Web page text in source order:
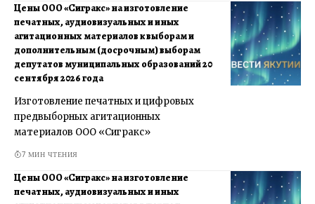
Цены ООО «Сигракс» на изготовление
печатных, аудиовизуальных и иных
агитационных материалов к выборам и
дополнительным (досрочным) выборам
депутатов муниципальных образований 20
сентября 2026 года
Изготовление печатных и цифровых
предвыборных агитационных
материалов ООО «Сигракс»
7 МИН ЧТЕНИЯ
Цены ООО «Сигракс» на изготовление
печатных, аудиовизуальных и иных